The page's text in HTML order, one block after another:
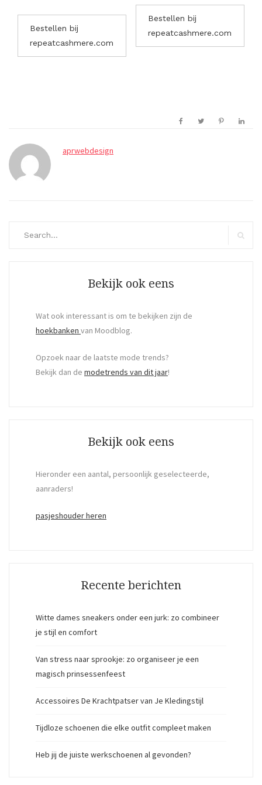
Bestellen bij
repeatcashmere.com
Bestellen bij
repeatcashmere.com
aprwebdesign
Bekijk ook eens
Wat ook interessant is om te bekijken zijn de
hoekbanken van Moodblog.
Opzoek naar de laatste mode trends?
Bekijk dan de modetrends van dit jaar!
Bekijk ook eens
Hieronder een aantal, persoonlijk geselecteerde,
aanraders!
pasjeshouder heren
Recente berichten
Witte dames sneakers onder een jurk: zo combineer
je stijl en comfort
Van stress naar sprookje: zo organiseer je een
magisch prinsessenfeest
Accessoires De Krachtpatser van Je Kledingstijl
Tijdloze schoenen die elke outfit compleet maken
Heb jij de juiste werkschoenen al gevonden?